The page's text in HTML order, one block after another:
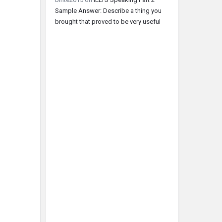
Sample Answer: Describe a thing you
brought that proved to be very useful